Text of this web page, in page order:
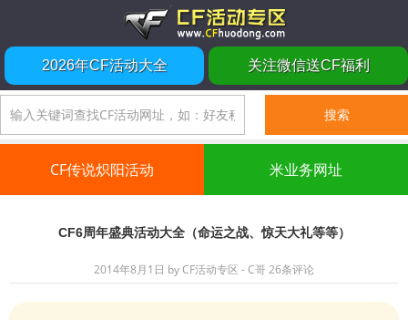
2026年CF活动大全 关注微信送CF福利
CF传说炽阳活动 米业务网址
CF6周年盛典活动大全（命运之战、惊天大礼等等）
2014年8月1日 byCF活动专区 - C哥26条评论